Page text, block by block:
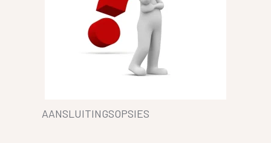
AANSLUITINGSOPSIES